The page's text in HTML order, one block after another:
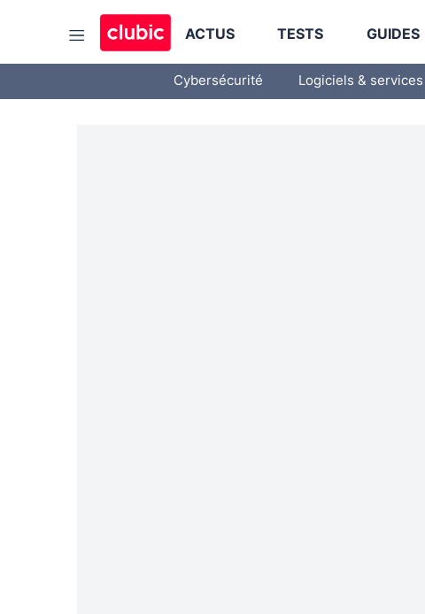
ACTUS TESTS GUIDES
Cybersécurité Logiciels & services